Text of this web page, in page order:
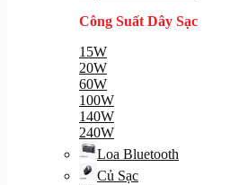
Công Suất Dây Sạc
15W
20W
60W
100W
140W
240W
Loa Bluetooth
Củ Sạc